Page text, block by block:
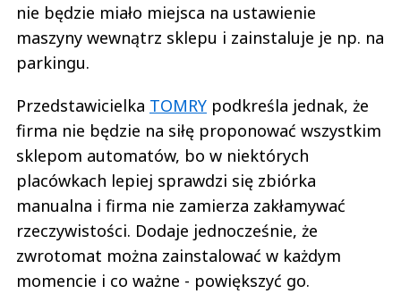
nie będzie miało miejsca na ustawienie
maszyny wewnątrz sklepu i zainstaluje je np. na
parkingu.
Przedstawicielka TOMRY podkreśla jednak, że
firma nie będzie na siłę proponować wszystkim
sklepom automatów, bo w niektórych
placówkach lepiej sprawdzi się zbiórka
manualna i firma nie zamierza zakłamywać
rzeczywistości. Dodaje jednocześnie, że
zwrotomat można zainstalować w każdym
momencie i co ważne - powiększyć go.